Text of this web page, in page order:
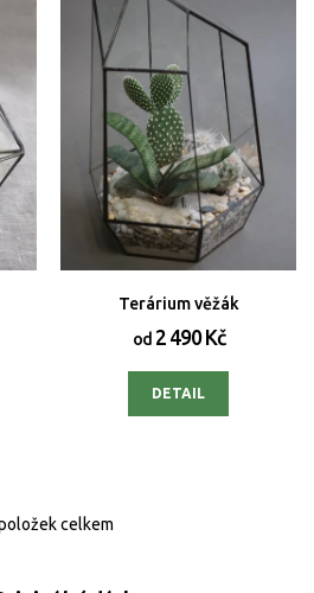
Terárium věžák
od2 490 Kč
DETAIL
Ocelkem